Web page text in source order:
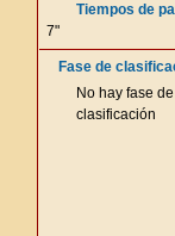
Tiempos de
7"
Fase de
No hay fase de
clasificación